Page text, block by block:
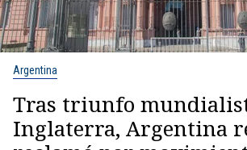
Argentina
Tras triunfo
Inglaterra, Argentina